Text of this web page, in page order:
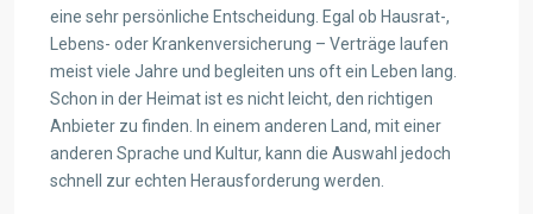
eine sehr persönliche Entscheidung. Egal ob Hausrat-,
Lebens- oder Krankenversicherung – Verträge laufen
meist viele Jahre und begleiten uns oft ein Leben lang.
Schon in der Heimat ist es nicht leicht, den richtigen
Anbieter zu finden. In einem anderen Land, mit einer
anderen Sprache und Kultur, kann die Auswahl jedoch
schnell zur echten Herausforderung werden.